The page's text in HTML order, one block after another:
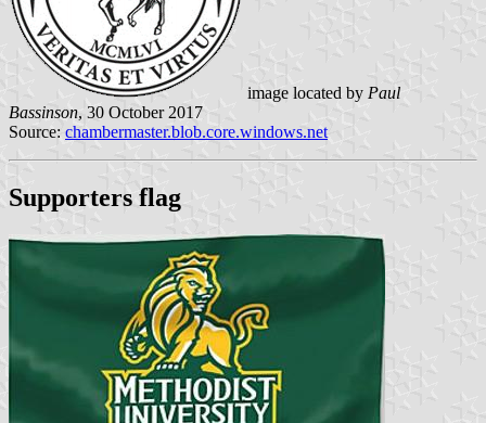
image located by Paul
Bassinson, 30 October 2017
Source: chambermaster.blob.core.windows.net
Supporters flag